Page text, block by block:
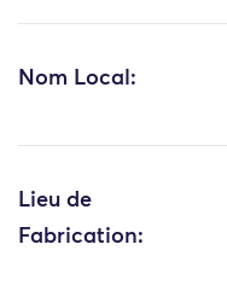
Nom Local:
Lieu de
Fabrication: